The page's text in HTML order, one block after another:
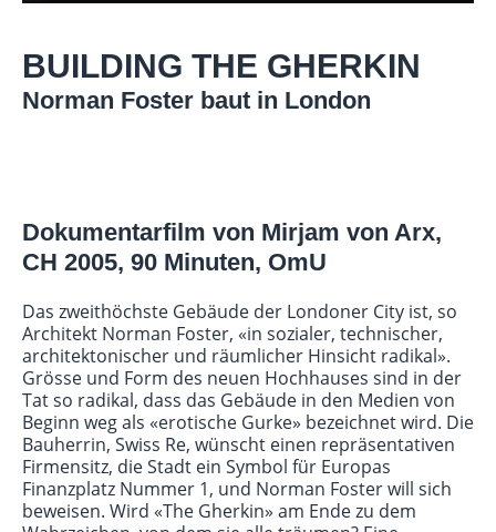
BUILDING THE GHERKIN
Norman Foster baut in London
Dokumentarfilm von Mirjam von Arx,
CH 2005, 90 Minuten, OmU
Das zweithöchste Gebäude der Londoner City ist, so
Architekt Norman Foster, «in sozialer, technischer,
architektonischer und räumlicher Hinsicht radikal».
Grösse und Form des neuen Hochhauses sind in der
Tat so radikal, dass das Gebäude in den Medien von
Beginn weg als «erotische Gurke» bezeichnet wird. Die
Bauherrin, Swiss Re, wünscht einen repräsentativen
Firmensitz, die Stadt ein Symbol für Europas
Finanzplatz Nummer 1, und Norman Foster will sich
beweisen. Wird «The Gherkin» am Ende zu dem